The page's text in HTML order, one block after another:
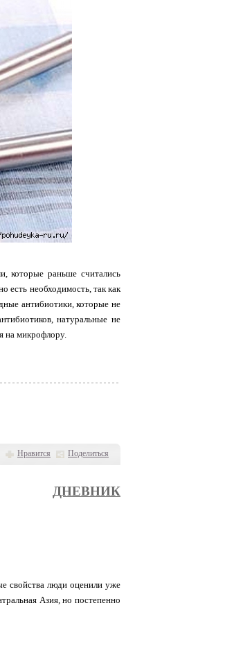
Нравится Поделиться
которые раньше считались
есть необходимость, так как
антибиотики, которые не
натуральные не
на микрофлору.
ДНЕВНИК
свойства люди оценили уже
Азия, но постепенно